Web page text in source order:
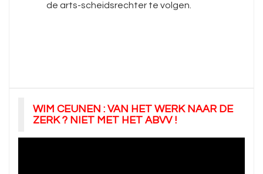
de arts-scheidsrechter te volgen.
WIM CEUNEN : VAN HET WERK NAAR DE
ZERK ? NIET MET HET ABVV !